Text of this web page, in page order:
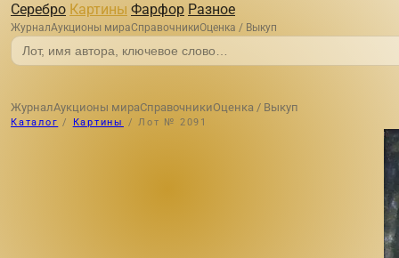
Серебро Картины Фарфор Разное
ЖурналАукционы мираСправочникиОценка / Выкуп
ЖурналАукционы мираСправочникиОценка / Выкуп
Каталог / Картины / Лот № 2091